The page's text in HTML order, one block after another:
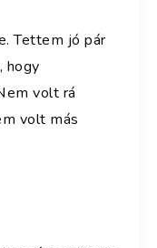
Tettem jó pár
hogy
volt rá
volt más